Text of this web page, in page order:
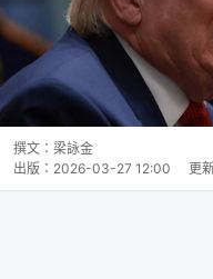
撰文： 梁詠金
出版： 2026-03-27 12:00 更